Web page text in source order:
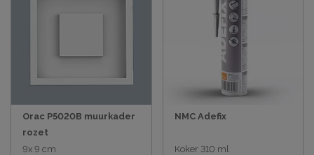
Orac P5020B muurkader
rozet
9x 9 cm
NMC Adefix
Koker 310 ml